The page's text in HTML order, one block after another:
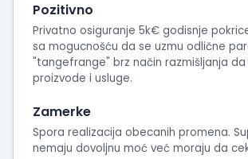
Pozitivno
Privatno osiguranje 5k€ godisnje
sa mogucnošću da se uzmu odlične
"tangefrange" brz način razmišljanja da
proizvode i usluge.
Zamerke
Spora realizacija obecanih promena.
nemaju dovoljnu moć već moraju da